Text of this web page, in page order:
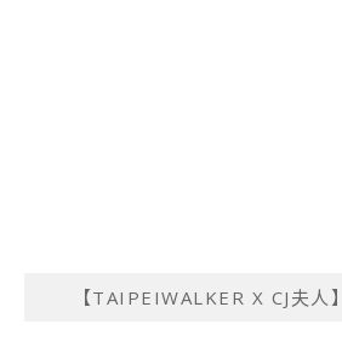
【TAIPEIWALKER X CJ夫人